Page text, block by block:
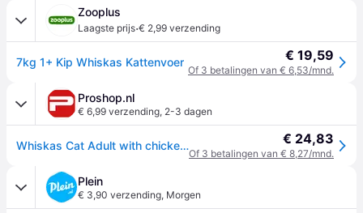
Zooplus
Laagste prijs·€ 2,99 verzending
7kg 1+ Kip Whiskas Kattenvoer € 19,59
Of 3 betalingen van € 6,53/mnd.
Proshop.nl
€ 6,99 verzending, 2-3 dagen
Whiskas Cat Adult with chicken - dry cat food - 7 kg € 24,83
Of 3 betalingen van € 8,27/mnd.
Plein
€ 3,90 verzending, Morgen